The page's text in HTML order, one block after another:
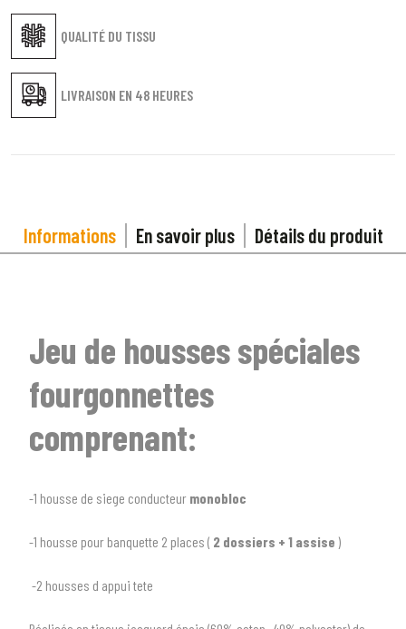
QUALITÉ DU TISSU
LIVRAISON EN 48 HEURES
Informations En savoir plus Détails du produit
Jeu de housses spéciales
fourgonnettes
comprenant:
-1 housse de siege conducteur monobloc
-1 housse pour banquette 2 places ( 2 dossiers + 1 assise )
-2 housses d appui tete